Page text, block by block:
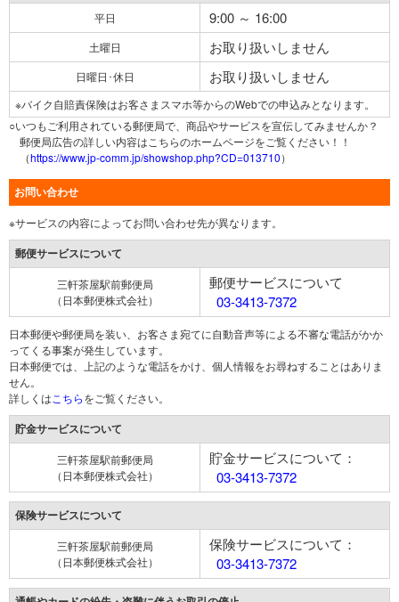
平日 9:00 ～ 16:00
土曜日 お取り扱いしません
日曜日･休日 お取り扱いしません
※バイク自賠責保険はお客さまスマホ等からのWebでの申込みとなります。
○いつもご利用されている郵便局で、商品やサービスを宣伝してみませんか？
郵便局広告の詳しい内容はこちらのホームページをご覧ください！！
（https://www.jp-comm.jp/showshop.php?CD=013710）
お問い合わせ
※サービスの内容によってお問い合わせ先が異なります。
郵便サービスについて
三軒茶屋駅前郵便局
（日本郵便株式会社）
郵便サービスについて
03-3413-7372
日本郵便や郵便局を装い、お客さま宛てに自動音声等による不審な電話がかか
ってくる事案が発生しています。
日本郵便では、上記のような電話をかけ、個人情報をお尋ねすることはありま
せん。
詳しくは こちらをご覧ください。
貯金サービスについて
三軒茶屋駅前郵便局
（日本郵便株式会社）
貯金サービスについて：
03-3413-7372
保険サービスについて
三軒茶屋駅前郵便局
（日本郵便株式会社）
保険サービスについて：
03-3413-7372